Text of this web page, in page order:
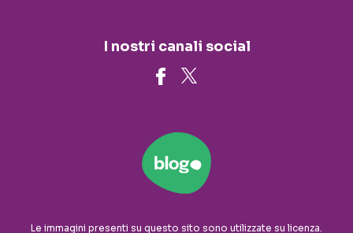
I nostri canali social
Le immagini presenti su questo sito sono utilizzate su licenza.